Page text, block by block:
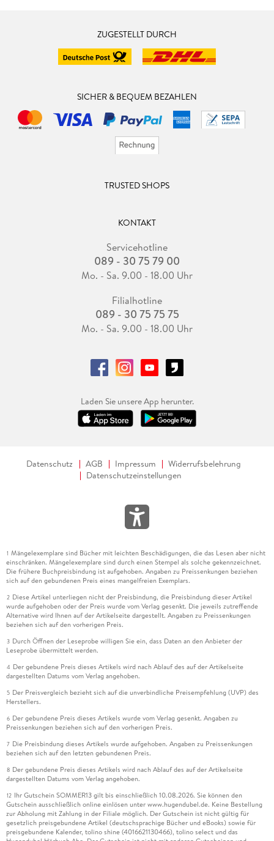
ZUGESTELLT DURCH
SICHER & BEQUEM BEZAHLEN
TRUSTED SHOPS
KONTAKT
Servicehotline
089 - 30 75 79 00
Mo. - Sa. 9.00 - 18.00 Uhr
Filialhotline
089 - 30 75 75 75
Mo. - Sa. 9.00 - 18.00 Uhr
Laden Sie unsere App herunter.
Datenschutz AGB Impressum
Widerrufsbelehrung
Datenschutzeinstellungen
1 Mängelexemplare sind Bücher mit leichten Beschädigungen, die das Lesen aber nicht
einschränken. Mängelexemplare sind durch einen Stempel als solche gekennzeichnet.
Die frühere Buchpreisbindung ist aufgehoben. Angaben zu Preissenkungen beziehen
sich auf den gebundenen Preis eines mangelfreien Exemplars.
2 Diese Artikel unterliegen nicht der Preisbindung, die Preisbindung dieser Artikel
wurde aufgehoben oder der Preis wurde vom Verlag gesenkt. Die jeweils zutreffende
Alternative wird Ihnen auf der Artikelseite dargestellt. Angaben zu Preissenkungen
beziehen sich auf den vorherigen Preis.
3 Durch Öffnen der Leseprobe willigen Sie ein, dass Daten an den Anbieter der
Leseprobe übermittelt werden.
4 Der gebundene Preis dieses Artikels wird nach Ablauf des auf der Artikelseite
dargestellten Datums vom Verlag angehoben.
5 Der Preisvergleich bezieht sich auf die unverbindliche Preisempfehlung (UVP) des
Herstellers.
6 Der gebundene Preis dieses Artikels wurde vom Verlag gesenkt. Angaben zu
Preissenkungen beziehen sich auf den vorherigen Preis.
7 Die Preisbindung dieses Artikels wurde aufgehoben. Angaben zu Preissenkungen
beziehen sich auf den letzten gebundenen Preis.
8 Der gebundene Preis dieses Artikels wird nach Ablauf des auf der Artikelseite
dargestellten Datums vom Verlag angehoben.
12 Ihr Gutschein SOMMER13 gilt bis einschließlich 10.08.2026. Sie können den
Gutschein ausschließlich online einlösen unter www.hugendubel.de. Keine Bestellung
zur Abholung mit Zahlung in der Filiale möglich. Der Gutschein ist nicht gültig für
gesetzlich preisgebundene Artikel (deutschsprachige Bücher und eBooks) sowie für
preisgebundene Kalender, tolino shine (4016621130466), tolino select und das